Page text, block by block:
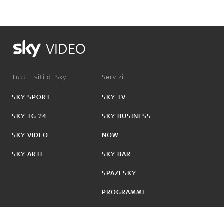
VIDEO
Tutti i siti di Sky:
SKY SPORT
SKY TG 24
SKY VIDEO
SKY ARTE
Servizi:
SKY TV
SKY BUSINESS
NOW
SKY BAR
SPAZI SKY
PROGRAMMI